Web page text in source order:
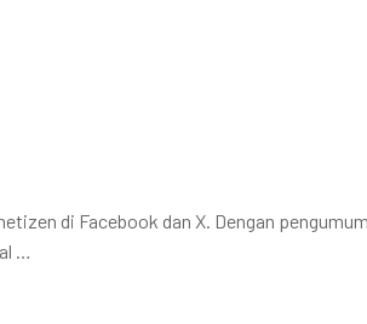
di Facebook dan X. Dengan
…